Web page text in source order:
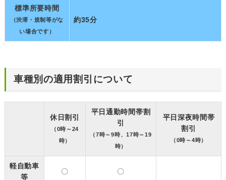
標準所要時間
（渋滞・規制等がな
い場合です）
約35分
車種別の適用割引について
休日割引
（0時～24
時）
平日通勤時間帯割
引
（7時～9時、17時～19
時）
平日深夜時間帯
割引
（0時～4時）
軽自動車
等
〇 〇